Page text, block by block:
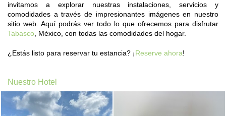
UBICACIÓN
GALERÍA
invitamos a explorar nuestras instalaciones, servicios y
comodidades a través de impresionantes imágenes en nuestro
sitio web. Aquí podrás ver todo lo que ofrecemos para disfrutar
Tabasco, México, con todas las comodidades del hogar.
¿Estás listo para reservar tu estancia? ¡Reserve ahora!
Nuestro Hotel